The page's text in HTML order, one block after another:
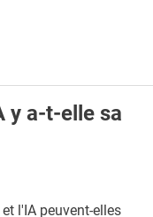
y a-t-elle sa
l'IA peuvent-elles